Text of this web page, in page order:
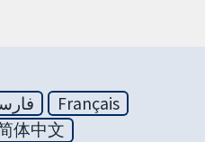
Français
体中文